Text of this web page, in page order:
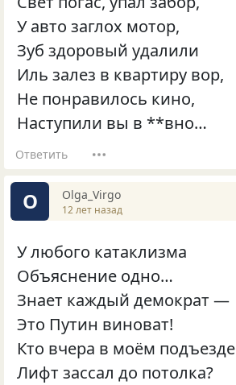
У авто заглох мотор,
Зуб здоровый удалили
Иль залез в квартиру вор,
Не понравилось кино,
Наступили вы в **вно…
Ответить
O Olga_Virgo
12 лет назад
У любого катаклизма
Объяснение одно…
Знает каждый демократ —
Это Путин виноват!
Кто вчера в моём подъезде
Лифт зассал до потолка?